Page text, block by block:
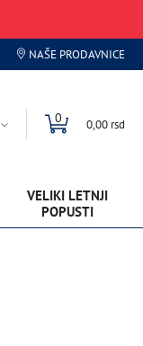
NAŠE PRODAVNICE
0 0,00 rsd
VELIKI LETNJI
POPUSTI